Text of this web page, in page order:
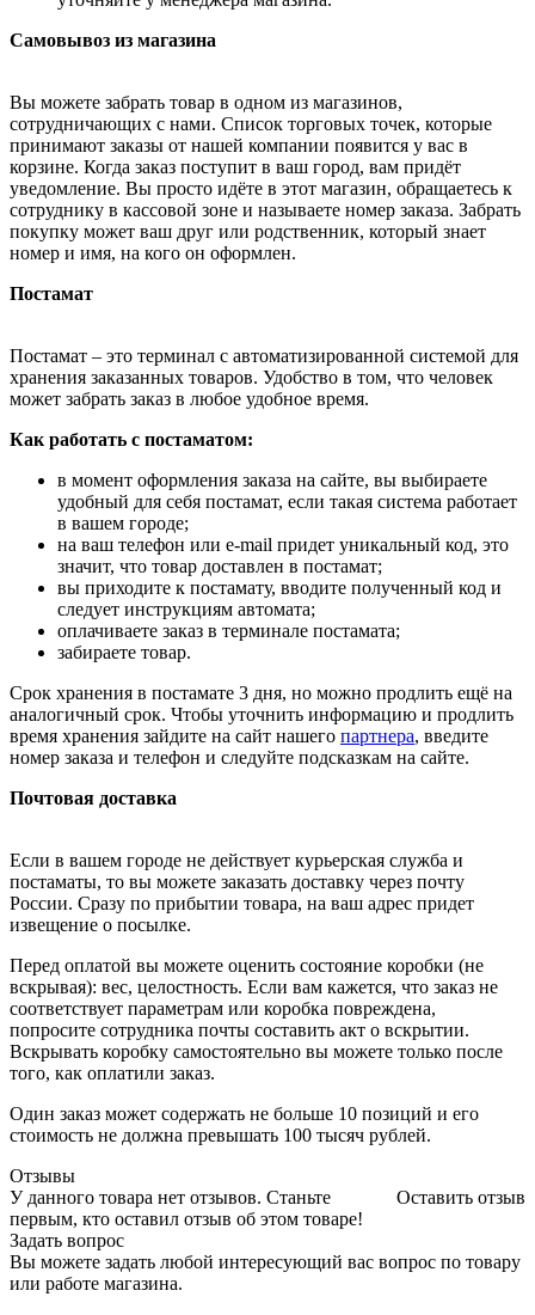
Самовывоз из магазина
Вы можете забрать товар в одном из магазинов,
сотрудничающих с нами. Список торговых точек, которые
принимают заказы от нашей компании появится у вас в
корзине. Когда заказ поступит в ваш город, вам придёт
уведомление. Вы просто идёте в этот магазин, обращаетесь к
сотруднику в кассовой зоне и называете номер заказа. Забрать
покупку может ваш друг или родственник, который знает
номер и имя, на кого он оформлен.
Постамат
Постамат – это терминал с автоматизированной системой для
хранения заказанных товаров. Удобство в том, что человек
может забрать заказ в любое удобное время.
Как работать с постаматом:
в момент оформления заказа на сайте, вы выбираете
удобный для себя постамат, если такая система работает
в вашем городе;
на ваш телефон или e-mail придет уникальный код, это
значит, что товар доставлен в постамат;
вы приходите к постамату, вводите полученный код и
следует инструкциям автомата;
оплачиваете заказ в терминале постамата;
забираете товар.
Срок хранения в постамате 3 дня, но можно продлить ещё на
аналогичный срок. Чтобы уточнить информацию и продлить
время хранения зайдите на сайт нашего партнера, введите
номер заказа и телефон и следуйте подсказкам на сайте.
Почтовая доставка
Если в вашем городе не действует курьерская служба и
постаматы, то вы можете заказать доставку через почту
России. Сразу по прибытии товара, на ваш адрес придет
извещение о посылке.
Перед оплатой вы можете оценить состояние коробки (не
вскрывая): вес, целостность. Если вам кажется, что заказ не
соответствует параметрам или коробка повреждена,
попросите сотрудника почты составить акт о вскрытии.
Вскрывать коробку самостоятельно вы можете только после
того, как оплатили заказ.
Один заказ может содержать не больше 10 позиций и его
стоимость не должна превышать 100 тысяч рублей.
Отзывы
Оставить отзыв
У данного товара нет отзывов. Станьте
первым, кто оставил отзыв об этом товаре!
Задать вопрос
Вы можете задать любой интересующий вас вопрос по товару
или работе магазина.